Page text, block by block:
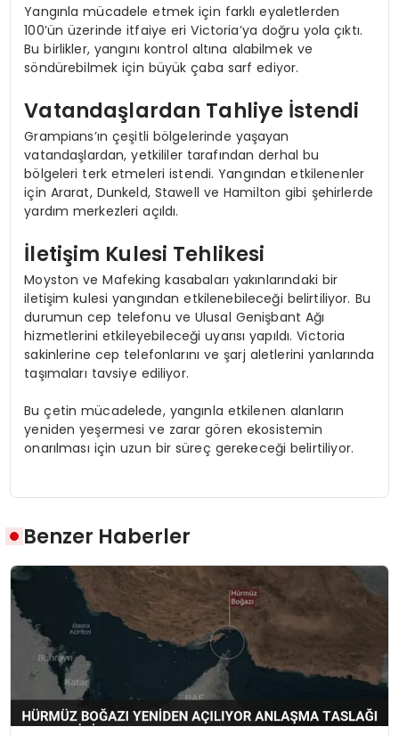
Yangınla mücadele etmek için farklı eyaletlerden
100’ün üzerinde itfaiye eri Victoria’ya doğru yola çıktı.
Bu birlikler, yangını kontrol altına alabilmek ve
söndürebilmek için büyük çaba sarf ediyor.
Vatandaşlardan Tahliye İstendi
Grampians’ın çeşitli bölgelerinde yaşayan
vatandaşlardan, yetkililer tarafından derhal bu
bölgeleri terk etmeleri istendi. Yangından etkilenenler
için Ararat, Dunkeld, Stawell ve Hamilton gibi şehirlerde
yardım merkezleri açıldı.
İletişim Kulesi Tehlikesi
Moyston ve Mafeking kasabaları yakınlarındaki bir
iletişim kulesi yangından etkilenebileceği belirtiliyor. Bu
durumun cep telefonu ve Ulusal Genişbant Ağı
hizmetlerini etkileyebileceği uyarısı yapıldı. Victoria
sakinlerine cep telefonlarını ve şarj aletlerini yanlarında
taşımaları tavsiye ediliyor.
Bu çetin mücadelede, yangınla etkilenen alanların
yeniden yeşermesi ve zarar gören ekosistemin
onarılması için uzun bir süreç gerekeceği belirtiliyor.
Benzer Haberler